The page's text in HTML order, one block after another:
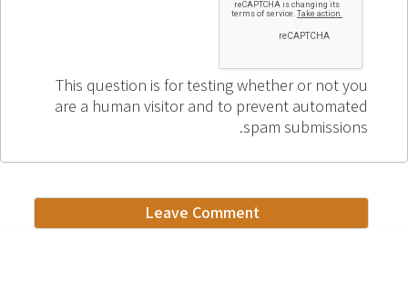
This question is for testing whether or not you
are a human visitor and to prevent automated
spam submissions.